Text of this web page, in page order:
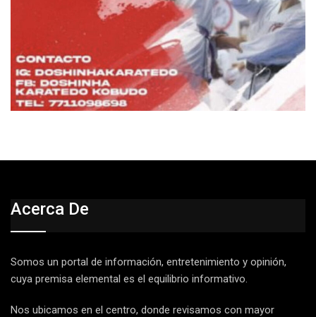
Acerca De
Somos un portal de información, entretenimiento y opinión,
cuya premisa elemental es el equilibrio informativo.
Nos ubicamos en el centro, donde revisamos con mayor